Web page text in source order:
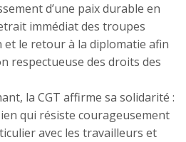
d’une paix durable en
immédiat des troupes
et le retour à la diplomatie afin
respectueuse des droits des
la CGT affirme sa solidarité :
qui résiste courageusement
avec les travailleurs et